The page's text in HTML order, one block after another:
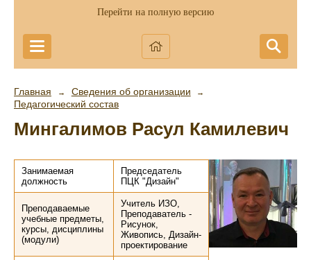
Перейти на полную версию
Главная → Сведения об организации →
Педагогический состав
Мингалимов Расул Камилевич
Занимаемая
должность
Председатель
ПЦК "Дизайн"
Преподаваемые
учебные предметы,
курсы, дисциплины
(модули)
Учитель ИЗО,
Преподаватель -
Рисунок,
Живопись, Дизайн-
проектирование